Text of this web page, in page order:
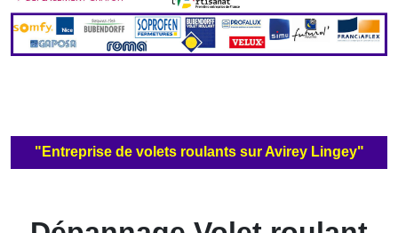
"Entreprise de volets roulants sur Avirey Lingey"